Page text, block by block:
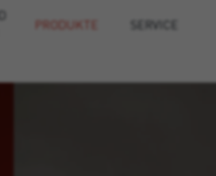
PRODUKTE SERVICE